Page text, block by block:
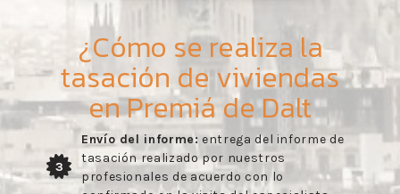
¿Cómo se realiza la
tasación de viviendas
en Premiá de Dalt
3
Envío del informe: entrega del informe de
tasación realizado por nuestros
profesionales de acuerdo con lo